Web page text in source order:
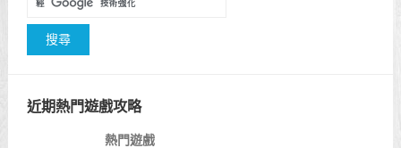
近期熱門遊戲攻略
熱門遊戲